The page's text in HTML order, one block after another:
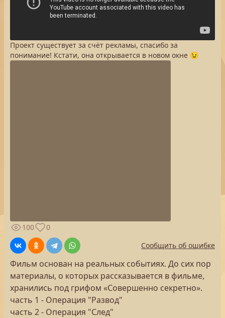
Проект существует за счёт рекламы, спасибо за
понимание! Кстати, она открывается в новом окне 😉
100
0
Сообщить об ошибке
Фильм основан на реальных событиях. До сих пор
материалы, о которых рассказывается в фильме,
хранились под грифом «Совершенно секретно».
часть 1 - Операция "Развод"
часть 2 - Операция "След"